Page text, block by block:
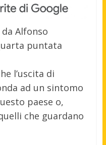
Alfonso
puntata
l’uscita di
ad un sintomo
paese o,
che guardano